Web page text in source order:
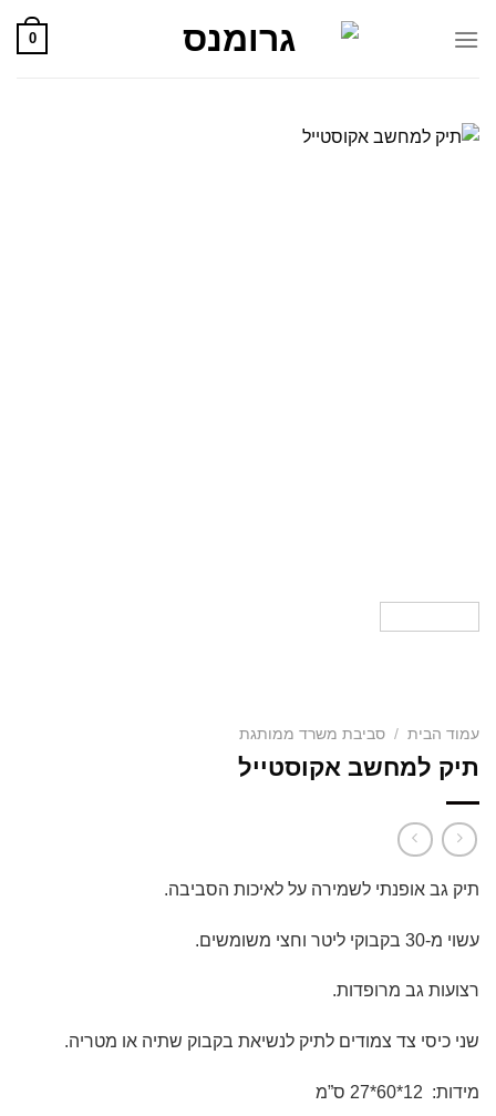
0
עמוד הבית / סביבת משרד ממותגת
תיק למחשב אקוסטייל
תיק גב אופנתי לשמירה על לאיכות הסביבה.
עשוי מ-30 בקבוקי ליטר וחצי משומשים.
רצועות גב מרופדות.
שני כיסי צד צמודים לתיק לנשיאת בקבוק שתיה או מטריה.
מידות: 12*60*27 ס”מ